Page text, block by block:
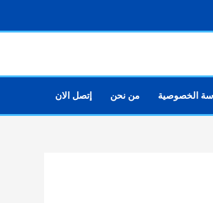
الخصوصية من نحن إتصل الان